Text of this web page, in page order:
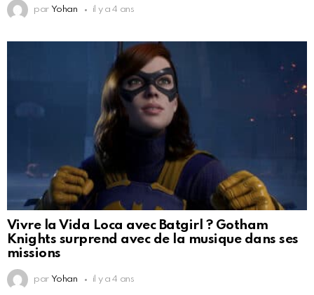
par Yohan il y a 4 ans
Vivre la Vida Loca avec Batgirl ? Gotham
Knights surprend avec de la musique dans ses
missions
par Yohan il y a 4 ans